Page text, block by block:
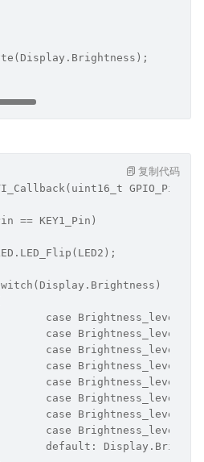
GPIO_Pin)
== KEY1_Pin)
LED.LED_Flip(LED2);
switch(Display.Brightness)
case
case
case
case
case
case
case
case
default:
复制代码